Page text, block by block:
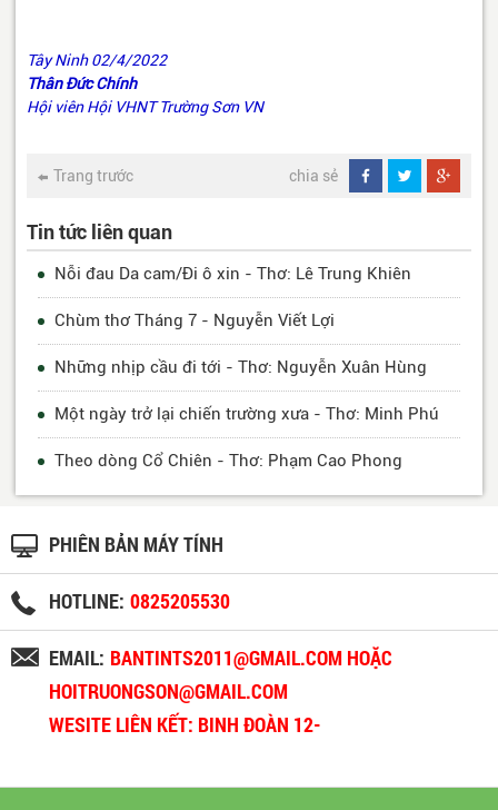
Tây Ninh 02/4/2022
Thân Đức Chính
Hội viên Hội VHNT Trường Sơn VN
Trang trước chia sẻ
Tin tức liên quan
Nỗi đau Da cam/Đi ô xin - Thơ: Lê Trung Khiên
Chùm thơ Tháng 7 - Nguyễn Viết Lợi
Những nhịp cầu đi tới - Thơ: Nguyễn Xuân Hùng
Một ngày trở lại chiến trường xưa - Thơ: Minh Phú
Theo dòng Cổ Chiên - Thơ: Phạm Cao Phong
PHIÊN BẢN MÁY TÍNH
HOTLINE: 0825205530
EMAIL: BANTINTS2011@GMAIL.COM HOẶC
HOITRUONGSON@GMAIL.COM
WESITE LIÊN KẾT: BINH ĐOÀN 12-